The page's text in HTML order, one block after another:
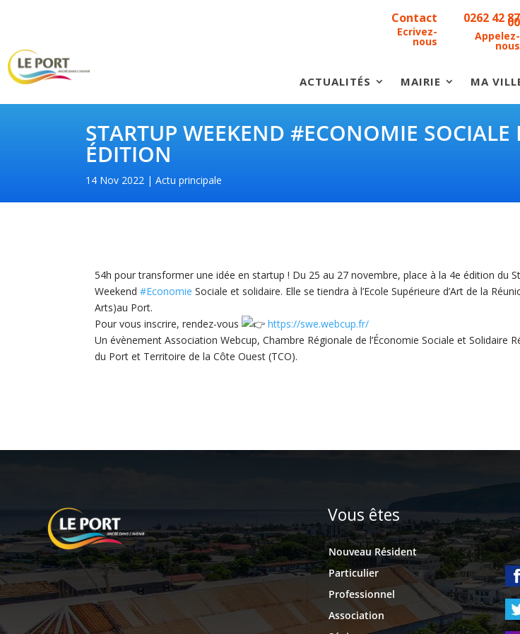
Contact
Ecrivez-
nous
0262 42 87
00
Appelez-
nous
ACTUALITÉS MAIRIE MA
STARTUP WEEKEND #ECONOMIE SOCIALE
ÉDITION
14 Nov 2022 Actu principale
54h pour transformer une idée en startup ! Du 25 au 27 novembre, place à la 4e édition du
Weekend#Economie Sociale et solidaire. Elle se tiendra à l’Ecole Supérieure d’Art de la
Arts)au Port.
Pour vous inscrire, rendez-vous
https://swe.webcup.fr/
Un évènement Association Webcup, Chambre Régionale de l’Économie Sociale et Solidaire
du Port et Territoire de la Côte Ouest (TCO).
Vous êtes
Nouveau Résident
Particulier
Professionnel
Association